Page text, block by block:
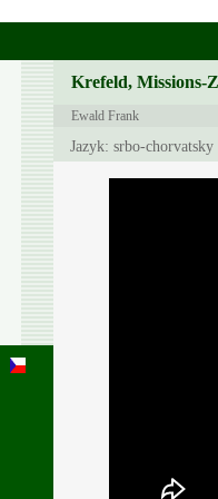
Krefeld, Missions-
Ewald Frank
Jazyk: srbo-chorvatsky